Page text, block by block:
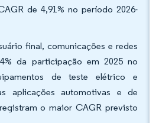
de 4,91% no período 2026-
final, comunicações e redes
da participação em 2025 no
de teste elétrico e
aplicações automotivas e de
o maior CAGR previsto